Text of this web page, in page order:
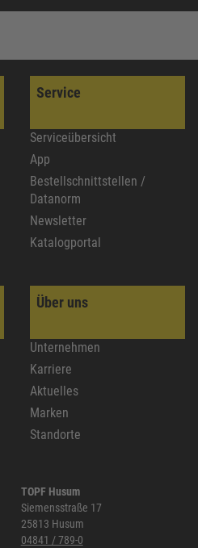
Service
Serviceübersicht
App
Bestellschnittstellen /
Datanorm
Newsletter
Katalogportal
Über uns
Unternehmen
Karriere
Aktuelles
Marken
Standorte
TOPF Husum
Siemensstraße 17
25813 Husum
04841 / 789-0